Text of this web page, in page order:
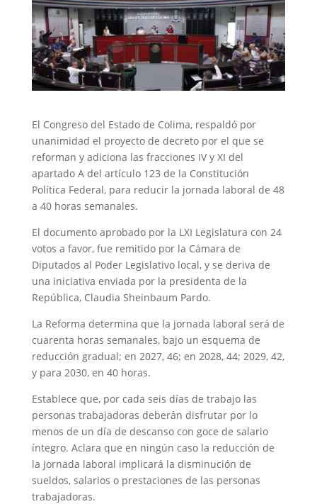
El Congreso del Estado de Colima, respaldó por
unanimidad el proyecto de decreto por el que se
reforman y adiciona las fracciones IV y XI del
apartado A del artículo 123 de la Constitución
Política Federal, para reducir la jornada laboral de 48
a 40 horas semanales.
El documento aprobado por la LXI Legislatura con 24
votos a favor, fue remitido por la Cámara de
Diputados al Poder Legislativo local, y se deriva de
una iniciativa enviada por la presidenta de la
República, Claudia Sheinbaum Pardo.
La Reforma determina que la jornada laboral será de
cuarenta horas semanales, bajo un esquema de
reducción gradual; en 2027, 46; en 2028, 44; 2029, 42,
y para 2030, en 40 horas.
Establece que, por cada seis días de trabajo las
personas trabajadoras deberán disfrutar por lo
menos de un día de descanso con goce de salario
íntegro. Aclara que en ningún caso la reducción de
la jornada laboral implicará la disminución de
sueldos, salarios o prestaciones de las personas
trabajadoras.